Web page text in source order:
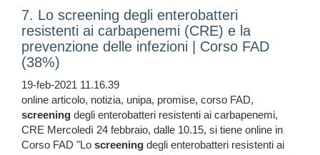
7. Lo screening degli enterobatteri
resistenti ai carbapenemi (CRE) e la
prevenzione delle infezioni | Corso FAD
(38%)
19-feb-2021 11.16.39
online articolo, notizia, unipa, promise, corso FAD,
screening degli enterobatteri resistenti ai carbapenemi,
CRE Mercoledì 24 febbraio, dalle 10.15, si tiene online in
Corso FAD "Lo screening degli enterobatteri resistenti ai